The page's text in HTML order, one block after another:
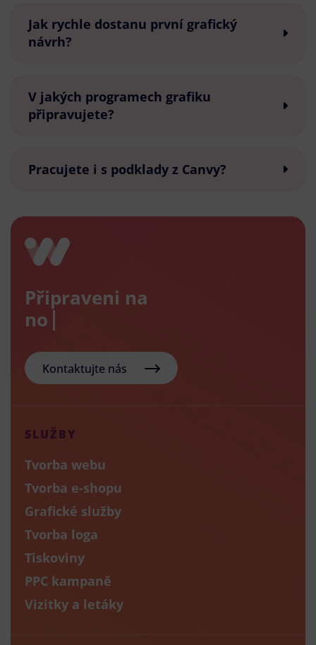
Jak rychle dostanu první grafický
návrh?
V jakých programech grafiku
připravujete?
Pracujete i s podklady z Canvy?
Připraveni na
nový e-s
Kontaktujte nás
SLUŽBY
Tvorba webu
Tvorba e-shopu
Grafické služby
Tvorba loga
Tiskoviny
PPC kampaně
Vizitky a letáky